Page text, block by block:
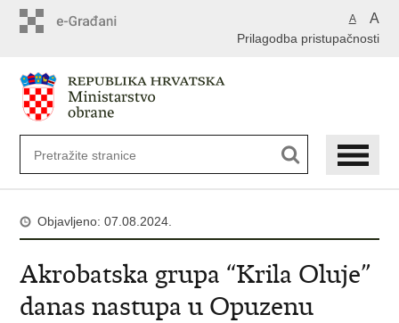
A A
Prilagodba pristupačnosti
Objavljeno: 07.08.2024.
Akrobatska grupa “Krila Oluje”
danas nastupa u Opuzenu